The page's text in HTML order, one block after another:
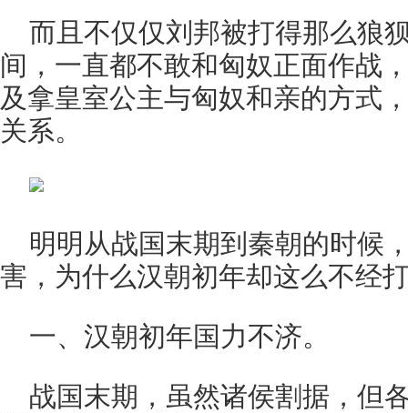
而且不仅仅刘邦被打得那么狼
间，一直都不敢和匈奴正面作战
及拿皇室公主与匈奴和亲的方式
关系。
明明从战国末期到秦朝的时候
害，为什么汉朝初年却这么不经
一、汉朝初年国力不济。
战国末期，虽然诸侯割据，但